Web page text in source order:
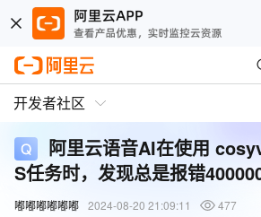
开发者社区
阿里云语音AI在使用
S任务时，发现总是报错
嘟嘟嘟嘟嘟嘟 2024-08-20 21:09:11
477